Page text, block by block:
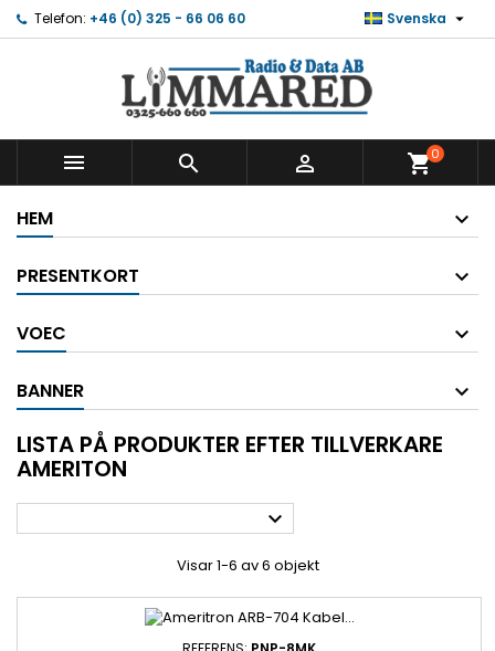
Telefon: +46 (0) 325 - 66 06 60 Svenska 
   shopping_cart0
HEM
PRESENTKORT
VOEC
BANNER
LISTA PÅ PRODUKTER EFTER TILLVERKARE
AMERITON

Visar 1-6 av 6 objekt